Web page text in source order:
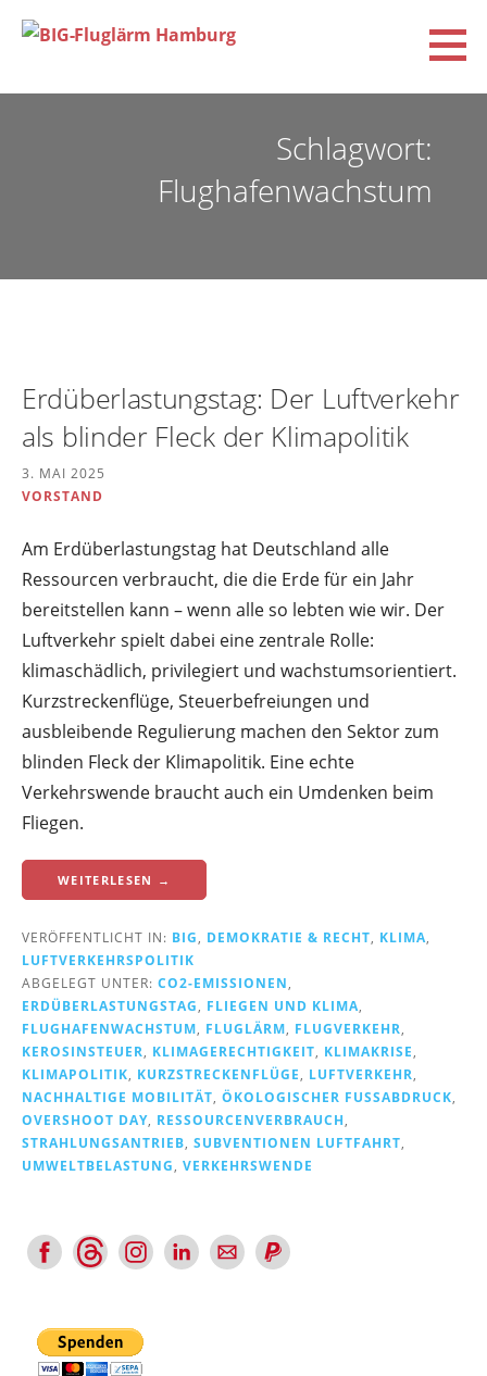
Zum
Inhalt
BIG-Fluglärm Hamburg
Schlagwort:
Flughafenwachstum
Erdüberlastungstag: Der Luftverkehr
als blinder Fleck der Klimapolitik
3. MAI 2025
VORSTAND
Am Erdüberlastungstag hat Deutschland alle
Ressourcen verbraucht, die die Erde für ein Jahr
bereitstellen kann – wenn alle so lebten wie wir. Der
Luftverkehr spielt dabei eine zentrale Rolle:
klimaschädlich, privilegiert und wachstumsorientiert.
Kurzstreckenflüge, Steuerbefreiungen und
ausbleibende Regulierung machen den Sektor zum
blinden Fleck der Klimapolitik. Eine echte
Verkehrswende braucht auch ein Umdenken beim
Fliegen.
WEITERLESEN →
VERÖFFENTLICHT IN: BIG DEMOKRATIE & RECHT KLIMA
LUFTVERKEHRSPOLITIK
ABGELEGT UNTER: CO2-EMISSIONEN
ERDÜBERLASTUNGSTAG
FLIEGEN UND KLIMA
FLUGHAFENWACHSTUM
FLUGLÄRM FLUGVERKEHR
KEROSINSTEUER
KLIMAGERECHTIGKEIT KLIMAKRISE
KLIMAPOLITIK
KURZSTRECKENFLÜGE LUFTVERKEHR
NACHHALTIGE MOBILITÄT ÖKOLOGISCHER FUSSABDRUCK
OVERSHOOT DAY RESSOURCENVERBRAUCH
STRAHLUNGSANTRIEB SUBVENTIONEN LUFTFAHRT
UMWELTBELASTUNG
VERKEHRSWENDE